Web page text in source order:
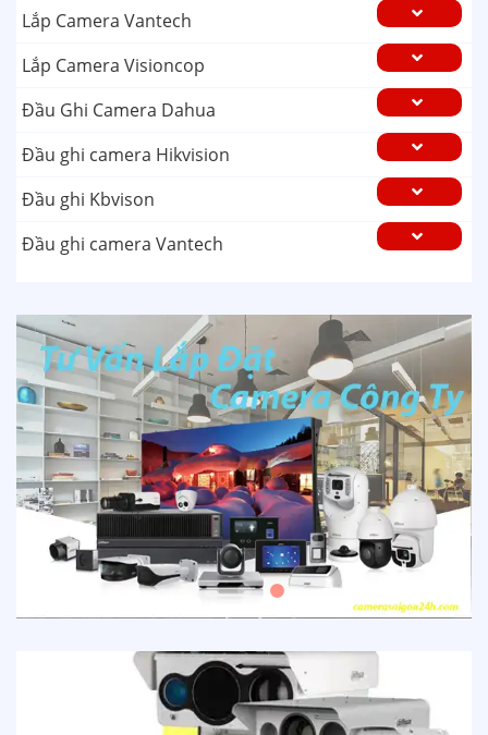
Lắp Camera Vantech
Lắp Camera Visioncop
Đầu Ghi Camera Dahua
Đầu ghi camera Hikvision
Đầu ghi Kbvison
Đầu ghi camera Vantech